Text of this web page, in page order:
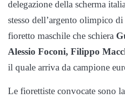
delegazione della scherma
stesso dell’argento olimpico
fioretto maschile che schiera
Alessio Foconi, Filippo
il quale arriva da campione
Le fiorettiste convocate sono